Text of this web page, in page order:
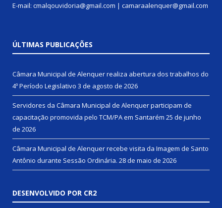
E-mail: cmalqouvidoria@gmail.com | camaraalenquer@gmail.com
ÚLTIMAS PUBLICAÇÕES
Câmara Municipal de Alenquer realiza abertura dos trabalhos do
4º Período Legislativo 3 de agosto de 2026
Servidores da Câmara Municipal de Alenquer participam de
capacitação promovida pelo TCM/PA em Santarém 25 de junho
de 2026
Câmara Municipal de Alenquer recebe visita da Imagem de Santo
Antônio durante Sessão Ordinária. 28 de maio de 2026
DESENVOLVIDO POR CR2